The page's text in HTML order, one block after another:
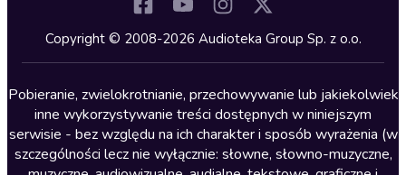
Kryminały
Lektury szkolne
Literatura anglojęzyczna
Literatura faktu
Literatura obyczajowa
Copyright © 2008-2026 Audioteka Group Sp. z o.o.
Pobieranie, zwielokrotnianie, przechowywanie lub jakiekolwiek
inne wykorzystywanie treści dostępnych w niniejszym
serwisie - bez względu na ich charakter i sposób wyrażenia (w
szczególności lecz nie wyłącznie: słowne, słowno-muzyczne,